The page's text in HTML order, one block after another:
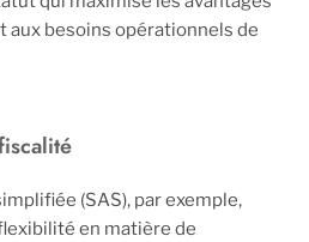
aux besoins opérationnels de
(SAS), par exemple,
en matière de